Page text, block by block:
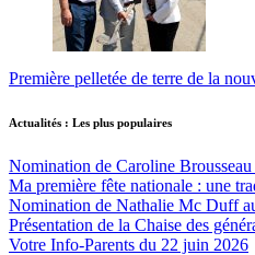
Première pelletée de terre de la
Actualités : Les plus populaires
Nomination de Caroline Brousseau
Ma première fête nationale : une
Nomination de Nathalie Mc Duff
Présentation de la Chaise des
Votre Info-Parents du 22 juin 2026